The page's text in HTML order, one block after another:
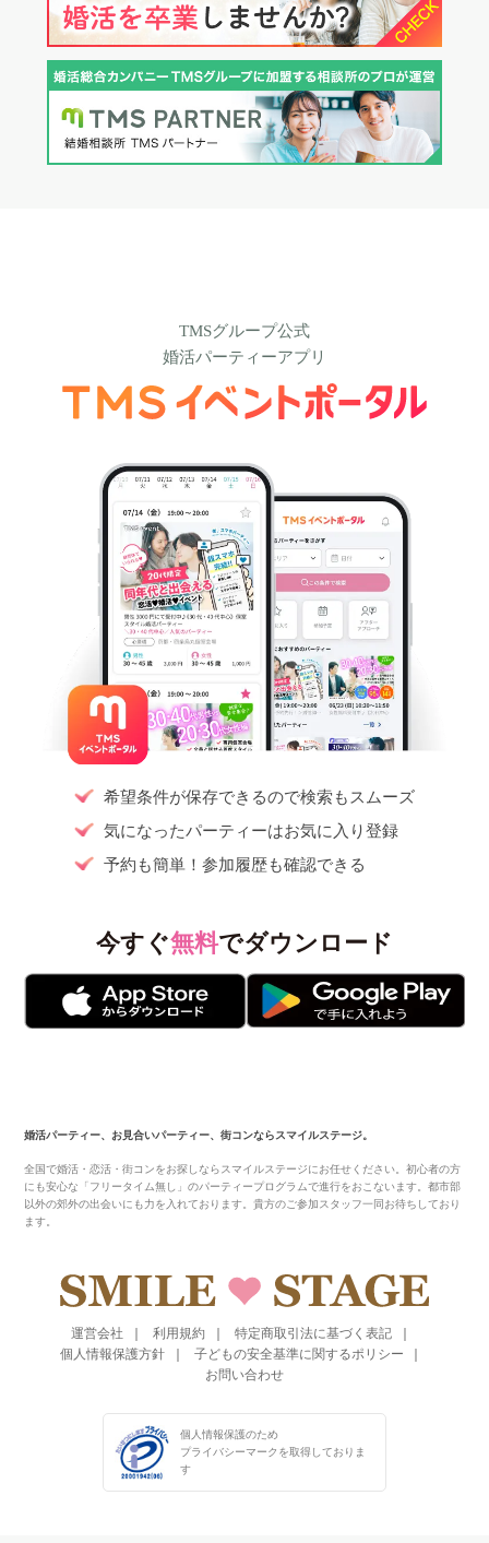
TMSグループ公式
婚活パーティーアプリ
希望条件が保存できるので検索もスムーズ
気になったパーティーはお気に入り登録
予約も簡単！参加履歴も確認できる
今すぐ無料でダウンロード
婚活パーティー、お見合いパーティー、街コンならスマイルステージ。
全国で婚活・恋活・街コンをお探しならスマイルステージにお任せください。初心者の方
にも安心な「フリータイム無し」のパーティープログラムで進行をおこないます。都市部
以外の郊外の出会いにも力を入れております。貴方のご参加スタッフ一同お待ちしており
ます。
運営会社 利用規約
特定商取引法に基づく表記
個人情報保護方針
子どもの安全基準に関するポリシー
お問い合わせ
個人情報保護のため
プライバシーマークを取得しておりま
す